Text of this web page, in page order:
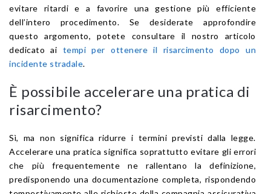
evitare ritardi e a favorire una gestione più efficiente
dell’intero procedimento. Se desiderate approfondire
questo argomento, potete consultare il nostro articolo
dedicato ai tempi per ottenere il risarcimento dopo un
incidente stradale.
È possibile accelerare una pratica di
risarcimento?
Sì, ma non significa ridurre i termini previsti dalla legge.
Accelerare una pratica significa soprattutto evitare gli errori
che più frequentemente ne rallentano la definizione,
predisponendo una documentazione completa, rispondendo